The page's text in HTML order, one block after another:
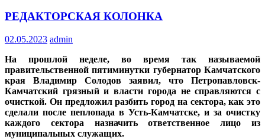
РЕДАКТОРСКАЯ КОЛОНКА
02.05.2023 admin
На прошлой неделе, во время так называемой
правительственной пятиминутки губернатор Камчатского
края Владимир Солодов заявил, что Петропавловск-
Камчатский грязный и власти города не справляются с
очисткой. Он предложил разбить город на сектора, как это
сделали после пеплопада в Усть-Камчатске, и за очистку
каждого сектора назначить ответственное лицо из
муниципальных служащих.